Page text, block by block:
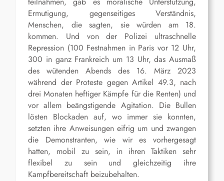
Ermutigung, gegenseitiges Verständnis,
Menschen, die sagten, sie würden am 18.
kommen. Und von der Polizei ultraschnelle
Repression (100 Festnahmen in Paris vor 12 Uhr,
300 in ganz Frankreich um 13 Uhr, das Ausmaß
des wütenden Abends des 16. März 2023
während der Proteste gegen Artikel 49.3, nach
drei Monaten heftiger Kämpfe für die Renten) und
vor allem beängstigende Agitation. Die Bullen
lösten Blockaden auf, wo immer sie konnten,
setzten ihre Anweisungen eifrig um und zwangen
die Demonstranten, wie wir es vorhergesagt
hatten, mobil zu sein, in ihren Taktiken sehr
flexibel zu sein und gleichzeitig ihre
Kampfbereitschaft beizubehalten.